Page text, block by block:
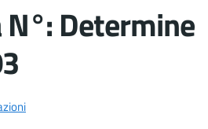
Determine